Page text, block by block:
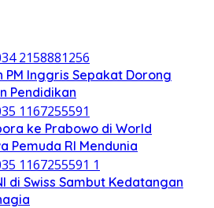
PM Inggris Sepakat Dorong
Pendidikan
ke Prabowo di World
Pemuda RI Mendunia
di Swiss Sambut Kedatangan